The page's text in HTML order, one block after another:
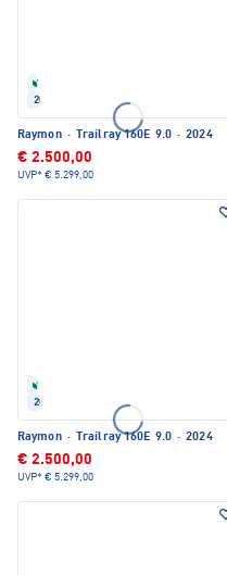
2024
Raymon · Trailray 160E 9.0 · 2024
€ 2.500,00
UVP* € 5.299,00
2024
Raymon · Trailray 160E 9.0 · 2024
€ 2.500,00
UVP* € 5.299,00